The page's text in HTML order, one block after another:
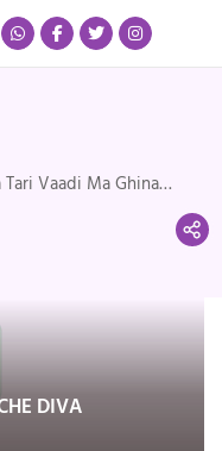
Tari Vaadi Ma Ghina
DIVA